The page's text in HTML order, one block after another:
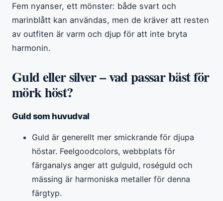
Fem nyanser, ett mönster: både svart och
marinblått kan användas, men de kräver att resten
av outfiten är varm och djup för att inte bryta
harmonin.
Guld eller silver – vad passar bäst för
mörk höst?
Guld som huvudval
Guld är generellt mer smickrande för djupa
höstar. Feelgoodcolors, webbplats för
färganalys anger att gulguld, roséguld och
mässing är harmoniska metaller för denna
färgtyp.